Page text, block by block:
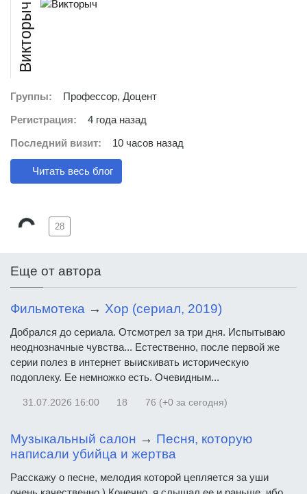
Викторыч
Группы:
Профессор, Доцент
Регистрация:
4 года назад
Последний визит:
10 часов назад
Читать весь блог
28
Еще от автора
Фильмотека → Хор (сериал, 2019)
Добрался до сериала. Отсмотрел за три дня. Испытываю
неоднозначные чувства... Естественно, после первой же
серии полез в интернет выискивать историческую
подоплеку. Ее немножко есть. Очевидным...
31.07.2026 16:00 18 76 (+0 за сегодня)
Музыкальный салон → Песня, которую
написали убийца и жертва
Расскажу о песне, мелодия которой цепляется за уши